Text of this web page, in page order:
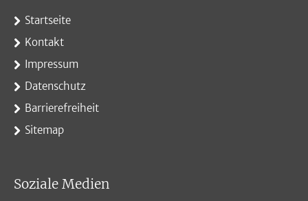
Startseite
Kontakt
Impressum
Datenschutz
Barrierefreiheit
Sitemap
Soziale Medien